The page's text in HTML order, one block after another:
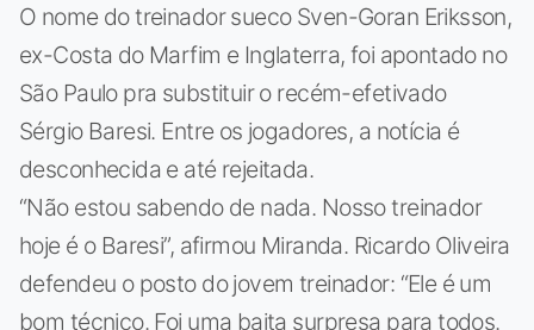
O nome do treinador sueco Sven-Goran Eriksson,
ex-Costa do Marfim e Inglaterra, foi apontado no
São Paulo pra substituir o recém-efetivado
Sérgio Baresi. Entre os jogadores, a notícia é
desconhecida e até rejeitada.
“Não estou sabendo de nada. Nosso treinador
hoje é o Baresi”, afirmou Miranda. Ricardo Oliveira
defendeu o posto do jovem treinador: “Ele é um
bom técnico. Foi uma baita surpresa para todos.